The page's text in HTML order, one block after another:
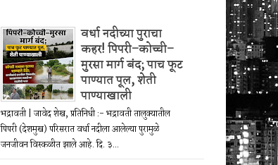
वर्धा नदीच्या पुराचा
कहर! पिपरी–कोच्ची–
मुरसा मार्ग बंद; पाच फूट
पाण्यात पूल, शेती
पाण्याखाली
भद्रावती | जावेद शेख, प्रतिनिधी :- भद्रावती तालुक्यातील
पिपरी (देशमुख) परिसरात वर्धा नदीला आलेल्या पुरामुळे
जनजीवन विस्कळीत झाले आहे. दि. ३...